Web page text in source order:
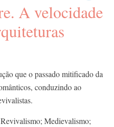
A velocidade
que o passado mitificado da
conduzindo ao
Medievalismo;